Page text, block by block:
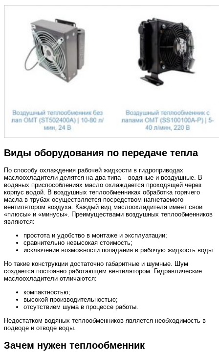
Виды оборудования по передаче тепла
По способу охлаждения рабочей жидкости в гидроприводах
маслоохладители делятся на два типа – водяные и воздушные. В
водяных приспособлениях масло охлаждается проходящей через
корпус водой. В воздушных теплообменниках обработка горячего
масла в трубах осуществляется посредством нагнетаемого
вентилятором воздуха. Каждый вид маслоохладителя имеет свои
«плюсы» и «минусы». Преимуществами воздушных теплообменников
являются:
простота и удобство в монтаже и эксплуатации;
сравнительно невысокая стоимость;
исключение возможности попадания в рабочую жидкость воды.
Но такие конструкции достаточно габаритные и шумные. Шум
создается постоянно работающим вентилятором. Гидравлические
маслоохладители отличаются:
компактностью;
высокой производительностью;
отсутствием шума в процессе работы.
Недостатком водяных теплообменников является необходимость в
подводе и отводе воды.
Зачем нужен теплообменник